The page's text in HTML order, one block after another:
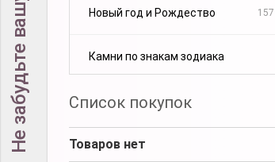
Новый год и Рождество 157
Камни по знакам зодиака
Список покупок
Товаров нет